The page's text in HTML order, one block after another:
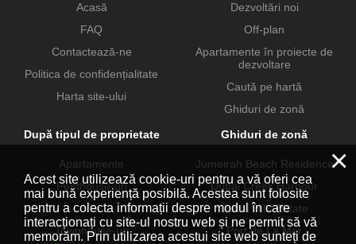
Acasă
FAQ
Contactează-ne
Politica de confidențialitate
Harta site-ului
Dezvoltări noi
Off-plan
Apartamente în proiecte de
dezvoltare
Caută pe hartă
Ghiduri de zonă
După tipul de proprietate
Apartamente
Penthouse-uri
Vile
Townhouse-uri
Ghiduri de zonă
Jumeirah Beach Residence
Dubai Creek Harbour
Dubai Hills Estate
Port de La Mer
×
Acest site utilizează cookie-uri pentru a vă oferi cea
mai bună experiență posibilă. Acestea sunt folosite
pentru a colecta informații despre modul în care
interacționați cu site-ul nostru web și ne permit să vă
memorăm. Prin utilizarea acestui site web sunteți de